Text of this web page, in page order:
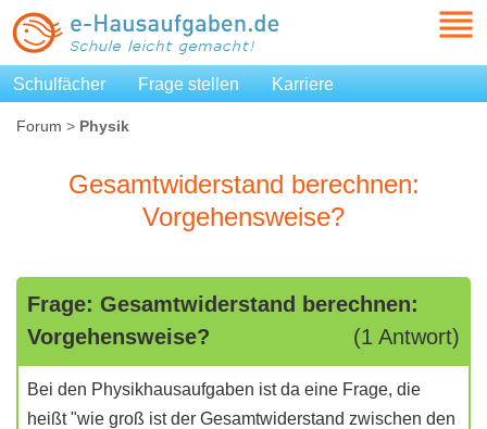
Schulfächer Frage stellen Karriere
Forum > Physik
Gesamtwiderstand berechnen:
Vorgehensweise?
Frage: Gesamtwiderstand berechnen:
Vorgehensweise?
(1 Antwort)
Bei den Physikhausaufgaben ist da eine Frage, die
heißt "wie groß ist der Gesamtwiderstand zwischen den